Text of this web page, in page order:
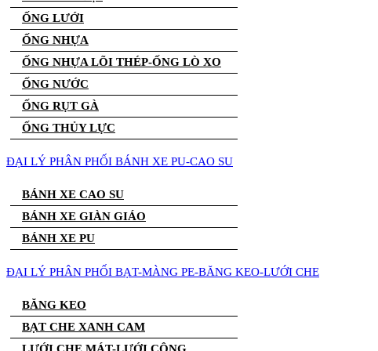
ỐNG LƯỚI
ỐNG NHỰA
ỐNG NHỰA LÕI THÉP-ỐNG LÒ XO
ỐNG NƯỚC
ỐNG RỤT GÀ
ỐNG THỦY LỰC
ĐẠI LÝ PHÂN PHỐI BÁNH XE PU-CAO SU
BÁNH XE CAO SU
BÁNH XE GIÀN GIÁO
BÁNH XE PU
ĐẠI LÝ PHÂN PHỐI BẠT-MÀNG PE-BĂNG KEO-LƯỚI CHE
BĂNG KEO
BẠT CHE XANH CAM